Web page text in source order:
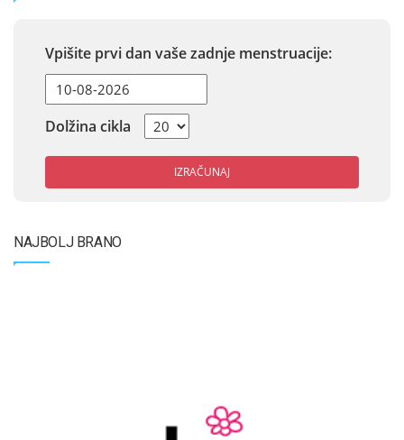
Vpišite prvi dan vaše zadnje menstruacije:
Dolžina cikla
IZRAČUNAJ
NAJBOLJ BRANO